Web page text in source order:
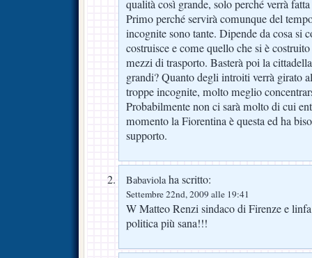
qualità così grande, solo perché verrà
Primo perché servirà comunque del
incognite sono tante. Dipende da cosa si
costruisce e come quello che si è
mezzi di trasporto. Basterà poi la
grandi? Quanto degli introiti verrà girato
troppe incognite, molto meglio
Probabilmente non ci sarà molto di cui
momento la Fiorentina è questa ed ha
supporto.
Babaviolaha scritto:
Settembre 22nd, 2009 alle 19:41
W Matteo Renzi sindaco di Firenze e
politica più sana!!!